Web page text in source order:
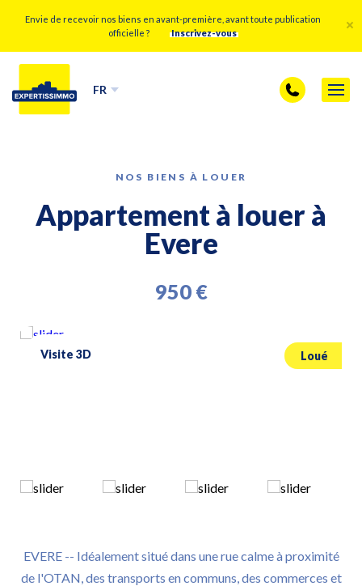
Envie de recevoir nos biens en avant-première, avant toute publication
officielle ?
Inscrivez-vous
FR
NOS BIENS À LOUER
Appartement à louer à
Evere
950 €
Visite 3D Loué
EVERE -- Idéalement situé dans une rue calme à proximité
de l'OTAN, des transports en communs, des commerces et